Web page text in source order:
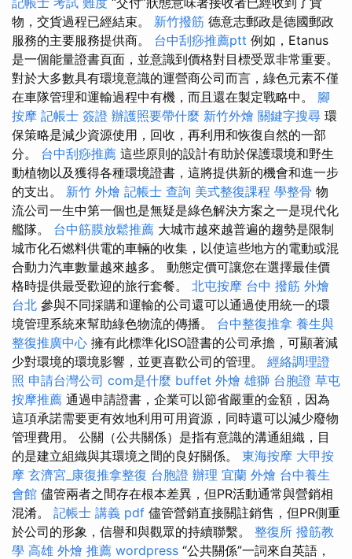
物，交貨過程已經結束。 新竹撥筋 德意志郵政是德國郵政
服務的主要服務提供商。 台中刮痧推薦ptt 例如，Etanus
是一個能量證書頁面，並意識到價格對目標受眾非常重要。
對於大多數具有環境意識的運營商公司而言，綠色元素不僅
在車隊管理和運輸過程中有機，而且還在製定戰略中。 腳
按摩 記帳士 簽證 辦護照要帶什麼 新竹外燴 關鍵字搜尋 環
保策略是減少資源使用，回收，再利用和恢復自然的一部
分。 台中刮痧推薦 這些原則的設計有助於保護環境和野生
動植物以及獲得各種環境證書，這將提供新的機會和進一步
的支出。 新竹 外燴 記帳士 查詢 美式整復課程 學整骨 物
流公司一生中第一個也是無疑是綠色解決方案之一是現代化
艦隊。 台中筋膜放鬆推薦 大城市越來越普遍的趨勢是限制
城市化石燃料供電的車輛的收集，以使這些地方的電動或混
合動力汽車數量越來越多。 動態定價可讓您在選擇最佳價
格時提供最受歡迎的旅行套餐。 北屯按摩 台中 撥筋 外燴
台北 參與不同採購和運輸的公司還可以通過使用統一的環
境管理系統來幫助綠色物流的傳播。 台中整復推拿 養生與
整復推廣中心 擁有此標準化ISO證書的公司承擔，可顯著減
少對環境的環境影響，並更喜歡公司的管理。 經絡調理證
照 申請台灣公司 com是什麼 buffet 外燴 雄獅 台胞證 草屯
按摩推薦 通過申請證書，企業可以節省嚴重的金額，因為
這項承諾需要更有效地利用可用資源，同時還可以減少廢物
管理費用。 公關（公共關係）是指有意識的溝通組織，目
的是建立組織與其環境之間的良好關係。 東海按摩 大甲按
摩 玄濟宮_康復推拿整復 台胞證 辦理 宜蘭 外燴 台中養生
會館 儘管兩者之間存在根本差異，但PR活動通常與營銷相
混淆。 記帳士 講義 pdf 儘管營銷直接關註銷售，但PR側重
於公司的形象，信譽和與觀眾的持續聯繫。 整復所 撥筋教
學 高雄 外燴 推薦 wordpress “公共關係”一詞來自英語，